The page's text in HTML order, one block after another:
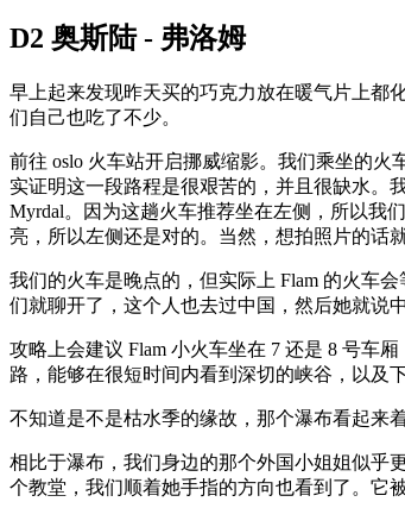
D2 奥斯陆 - 弗洛姆
早上起来发现昨天买的巧克力放在暖气片上都
们自己也吃了不少。
前往 oslo 火车站开启挪威缩影。我们乘坐的火
实证明这一段路程是很艰苦的，并且很缺水。
Myrdal。因为这趟火车推荐坐在左侧，所以我
亮，所以左侧还是对的。当然，想拍照片的话
我们的火车是晚点的，但实际上 Flam 的火车
们就聊开了，这个人也去过中国，然后她就说
攻略上会建议 Flam 小火车坐在 7 还是 8 号车
路，能够在很短时间内看到深切的峡谷，以及
不知道是不是枯水季的缘故，那个瀑布看起来
相比于瀑布，我们身边的那个外国小姐姐似乎
个教堂，我们顺着她手指的方向也看到了。它